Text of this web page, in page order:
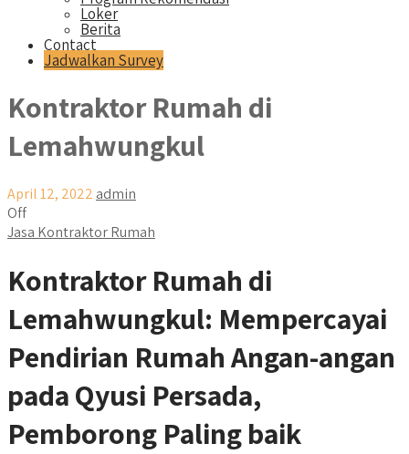
Loker
Berita
Contact
Jadwalkan Survey
Kontraktor Rumah di
Lemahwungkul
April 12, 2022 admin
Off
Jasa Kontraktor Rumah
Kontraktor Rumah di
Lemahwungkul: Mempercayai
Pendirian Rumah Angan-angan
pada Qyusi Persada,
Pemborong Paling baik